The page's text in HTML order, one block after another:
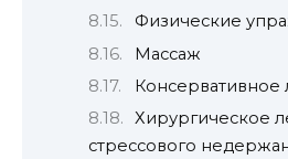
Физические
Массаж
Консервативное
Хирургическое
стрессового